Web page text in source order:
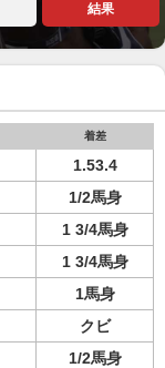
結果
着差
1.53.4
1/2馬身
1 3/4馬身
1 3/4馬身
1馬身
クビ
1/2馬身